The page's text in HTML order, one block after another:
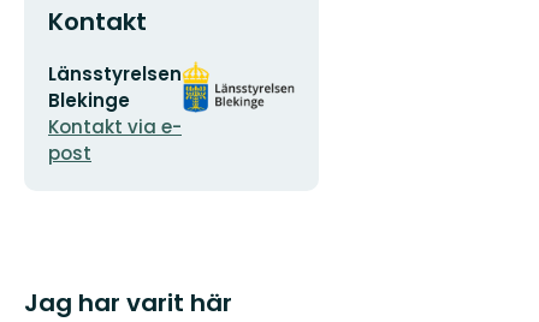
Kontakt
E-
postadress
Länsstyrelsen
Blekinge
Kontakt via e-
post
Organisationens
logotyp
Jag har varit här